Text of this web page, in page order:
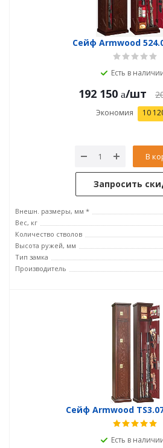
Сейф Armwood
Есть в
192 150 /шт
Экономия 10
В
Запросить
Внешн. размеры, мм *
Вес, кг
Количество стволов
Высота ружей, мм
Тип замка
Производитель
Сейф Armwood
Есть в